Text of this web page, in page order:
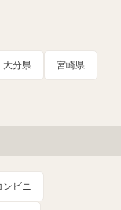
大分県 宮崎県
ンビニ